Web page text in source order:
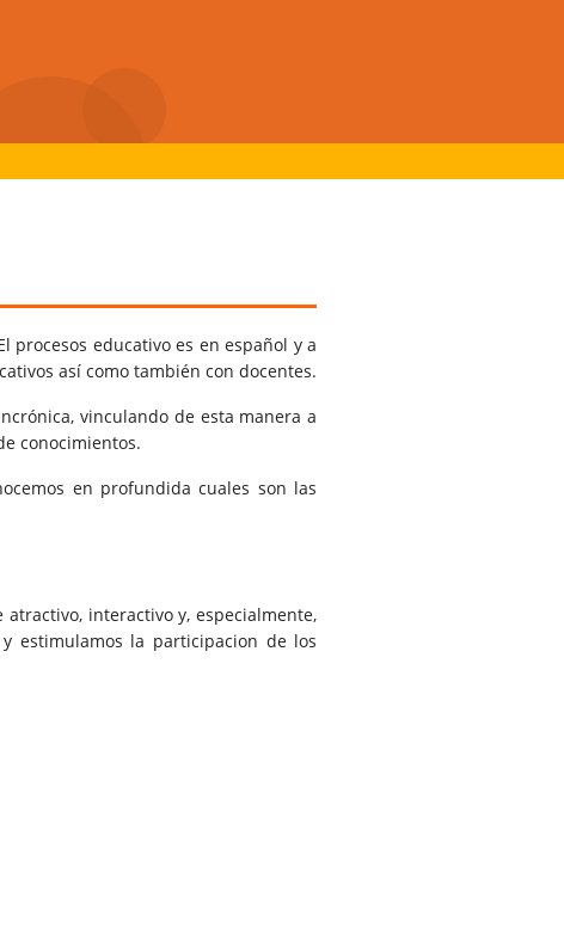
procesos educativo es en español y a
así como también con docentes.
vinculando de esta manera a
conocimientos.
en profundida cuales son las
interactivo y, especialmente,
estimulamos la participacion de los